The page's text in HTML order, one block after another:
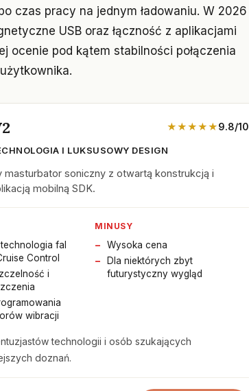
czas pracy na jednym ładowaniu. W 2026
USB oraz łączność z aplikacjami
ocenie pod kątem stabilności połączenia
★★★★★9.8/10
I LUKSUSOWY DESIGN
masturbator soniczny z otwartą konstrukcją i
mobilną SDK.
fal
Control
i
wibracji
MINUSY
Wysoka cena
Dla niektórych zbyt
futurystyczny wygląd
technologii i osób szukających
doznań.